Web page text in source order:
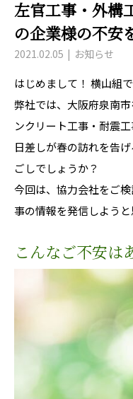
左官工事・外構
の企業様の不安
2021.02.05 お知らせ
はじめまして！ 横山組で
弊社では、大阪府泉南
ンクリート工事・耐震工
日差しが春の訪れを告
ごしでしょうか？
今回は、協力会社をご
事の情報を発信しようと
こんなご不安は